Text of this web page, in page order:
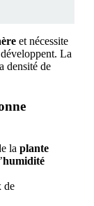
et nécessite
La
densité de
la plante
humidité
de